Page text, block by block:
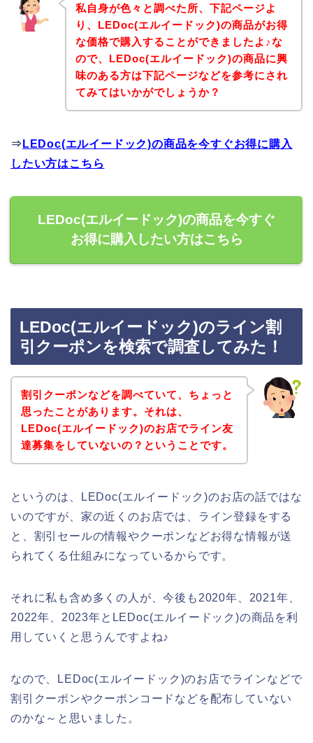
私自身が色々と調べた所、下記ページよ
り、LEDoc(エルイードック)の商品がお得
な価格で購入することができましたよ♪な
ので、LEDoc(エルイードック)の商品に興
味のある方は下記ページなどを参考にされ
てみてはいかがでしょうか？
⇒ LEDoc(エルイードック)の商品を今すぐお得に購入
したい方はこちら
LEDoc(エルイードック)の商品を今すぐ
お得に購入したい方はこちら
LEDoc(エルイードック)のライン割
引クーポンを検索で調査してみた！
割引クーポンなどを調べていて、ちょっと
思ったことがあります。それは、
LEDoc(エルイードック)のお店でライン友
達募集をしていないの？ということです。
というのは、LEDoc(エルイードック)のお店の話ではな
いのですが、家の近くのお店では、ライン登録をする
と、割引セールの情報やクーポンなどお得な情報が送
られてくる仕組みになっているからです。
それに私も含め多くの人が、今後も2020年、2021年、
2022年、2023年とLEDoc(エルイードック)の商品を利
用していくと思うんですよね♪
なので、LEDoc(エルイードック)のお店でラインなどで
割引クーポンやクーポンコードなどを配布していない
のかな～と思いました。